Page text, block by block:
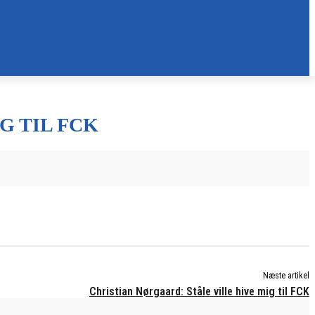
TIL FCK
Næste artikel
Christian Nørgaard: Ståle ville hive mig til FCK